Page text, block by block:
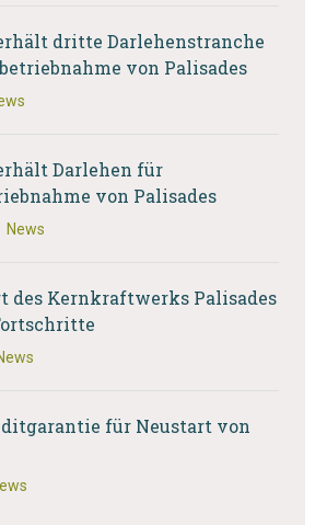
dritte Darlehenstranche
von Palisades
Darlehen für
von Palisades
News
des Kernkraftwerks Palisades
für Neustart von